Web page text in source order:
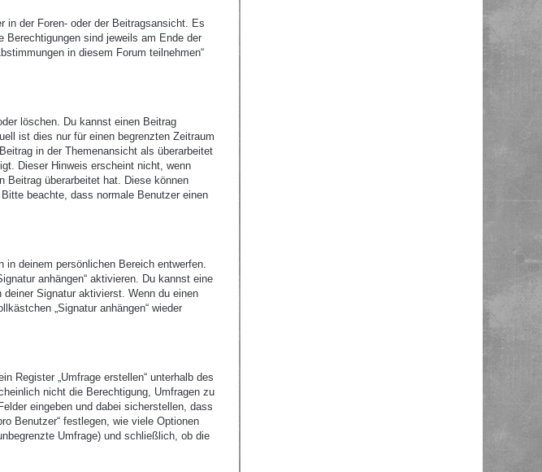
in der Foren- oder der Beitragsansicht. Es
Berechtigungen sind jeweils am Ende der
in diesem Forum teilnehmen“
löschen. Du kannst einen Beitrag
ist dies nur für einen begrenzten Zeitraum
in der Themenansicht als überarbeitet
Dieser Hinweis erscheint nicht, wenn
Beitrag überarbeitet hat. Diese können
beachte, dass normale Benutzer einen
deinem persönlichen Bereich entwerfen.
anhängen“ aktivieren. Du kannst eine
Signatur aktivierst. Wenn du einen
„Signatur anhängen“ wieder
Register „Umfrage erstellen“ unterhalb des
nicht die Berechtigung, Umfragen zu
eingeben und dabei sicherstellen, dass
Benutzer“ festlegen, wie viele Optionen
Umfrage) und schließlich, ob die